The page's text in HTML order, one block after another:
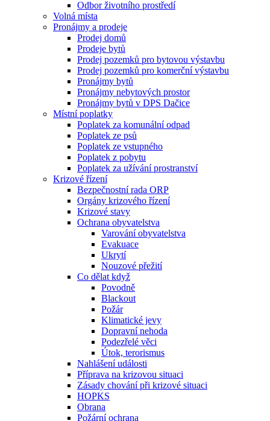
Odbor životního prostředí
Volná místa
Pronájmy a prodeje
Prodej domů
Prodeje bytů
Prodej pozemků pro bytovou výstavbu
Prodej pozemků pro komerční výstavbu
Pronájmy bytů
Pronájmy nebytových prostor
Pronájmy bytů v DPS Dačice
Místní poplatky
Poplatek za komunální odpad
Poplatek ze psů
Poplatek ze vstupného
Poplatek z pobytu
Poplatek za užívání prostranství
Krizové řízení
Bezpečnostní rada ORP
Orgány krizového řízení
Krizové stavy
Ochrana obyvatelstva
Varování obyvatelstva
Evakuace
Ukrytí
Nouzové přežití
Co dělat když
Povodně
Blackout
Požár
Klimatické jevy
Dopravní nehoda
Podezřelé věci
Útok, terorismus
Nahlášení události
Příprava na krizovou situaci
Zásady chování při krizové situaci
HOPKS
Obrana
Požární ochrana